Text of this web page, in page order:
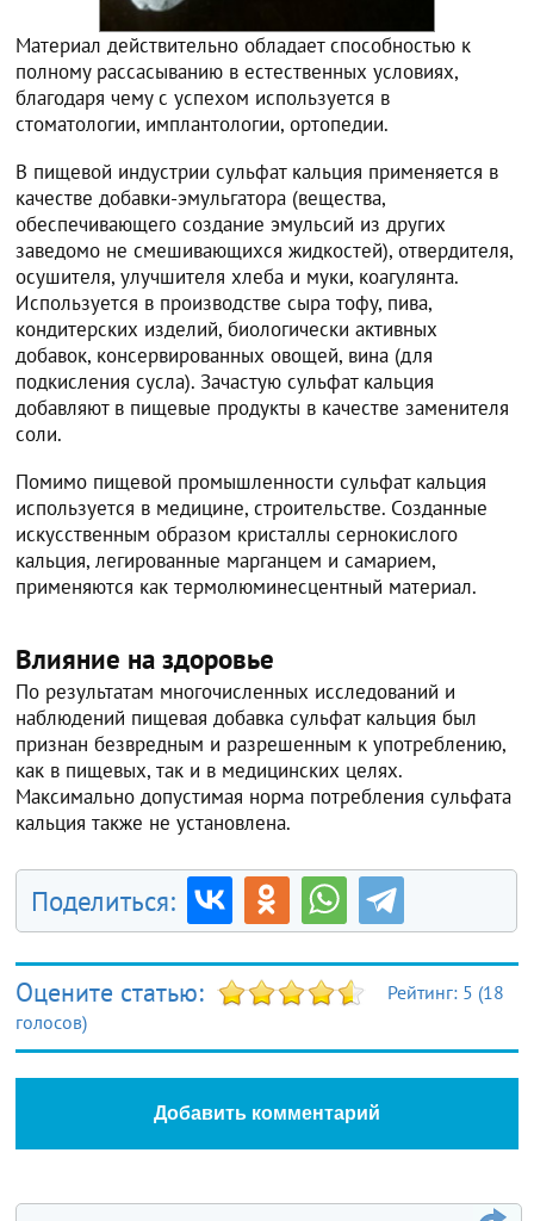
Материал действительно обладает способностью к
полному рассасыванию в естественных условиях,
благодаря чему с успехом используется в
стоматологии, имплантологии, ортопедии.
В пищевой индустрии сульфат кальция применяется в
качестве добавки-эмульгатора (вещества,
обеспечивающего создание эмульсий из других
заведомо не смешивающихся жидкостей), отвердителя,
осушителя, улучшителя хлеба и муки, коагулянта.
Используется в производстве сыра тофу, пива,
кондитерских изделий, биологически активных
добавок, консервированных овощей, вина (для
подкисления сусла). Зачастую сульфат кальция
добавляют в пищевые продукты в качестве заменителя
соли.
Помимо пищевой промышленности сульфат кальция
используется в медицине, строительстве. Созданные
искусственным образом кристаллы сернокислого
кальция, легированные марганцем и самарием,
применяются как термолюминесцентный материал.
Влияние на здоровье
По результатам многочисленных исследований и
наблюдений пищевая добавка сульфат кальция был
признан безвредным и разрешенным к употреблению,
как в пищевых, так и в медицинских целях.
Максимально допустимая норма потребления сульфата
кальция также не установлена.
Поделиться:
Оцените статью: Рейтинг: 5 (18
голосов)
Добавить комментарий